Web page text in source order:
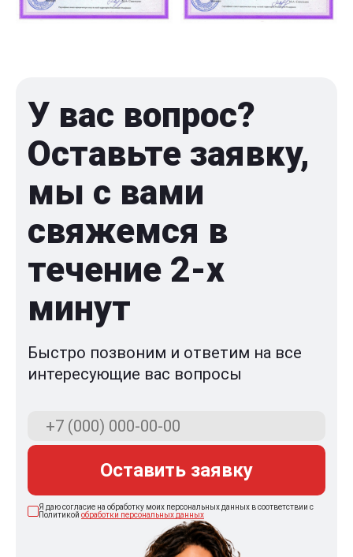
У вас вопрос?
Оставьте заявку,
мы с вами
свяжемся в
течение 2-x
минут
Быстро позвоним и ответим на все
интересующие вас вопросы
Оставить заявку
Я даю согласие на обработку моих персональных данных в соответствии с
Политикой обработки персональных данных